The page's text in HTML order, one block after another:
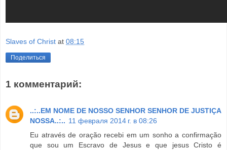
Slaves of Christ at 08:15
Поделиться
1 комментарий:
..:..EM NOME DE NOSSO SENHOR SENHOR DE JUSTIÇA
NOSSA..:.. 11 февраля 2014 г. в 08:26
Eu através de oração recebi em um sonho a confirmação
que sou um Escravo de Jesus e que jesus Cristo é